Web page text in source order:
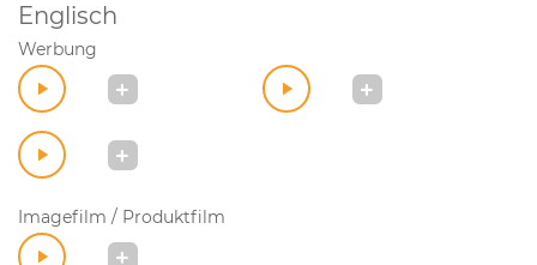
Englisch
Werbung
Imagefilm / Produktfilm